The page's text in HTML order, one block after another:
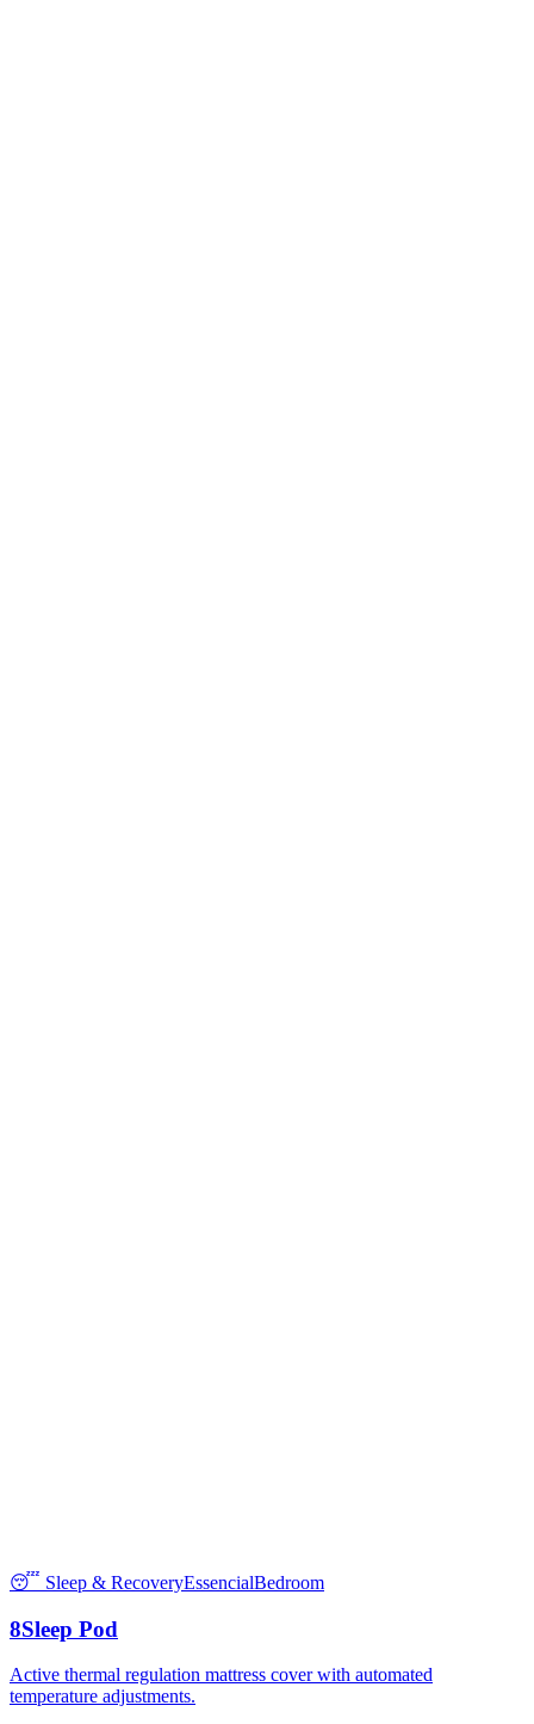
😴 Sleep & RecoveryEssencialBedroom
8Sleep Pod
Active thermal regulation mattress cover with automated
temperature adjustments.